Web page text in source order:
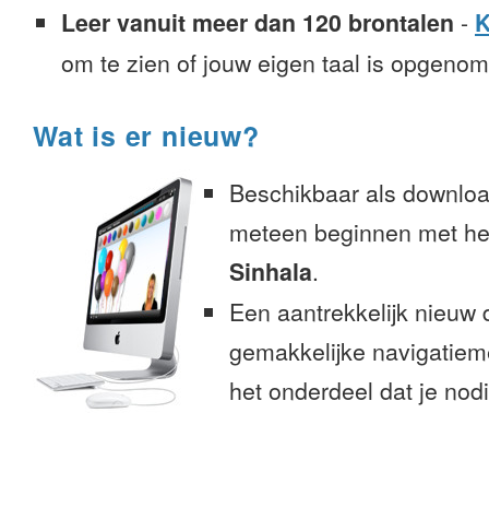
Leer vanuit meer dan 120 brontalen -
om te zien of jouw eigen taal is
Wat is er nieuw?
Beschikbaar als
meteen beginnen met
Sinhala.
Een aantrekkelijk nieuw
gemakkelijke
het onderdeel dat je